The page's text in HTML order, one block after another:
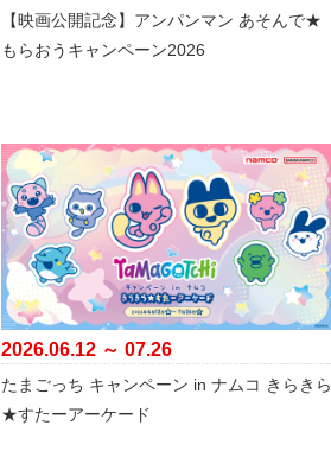
【映画公開記念】アンパンマン あそんで★
もらおうキャンペーン2026
2026.06.12 ～ 07.26
たまごっち キャンペーン in ナムコ きらきら
★すたーアーケード